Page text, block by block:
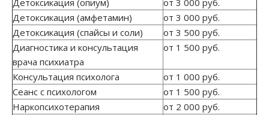
Детоксикация (опиум)
от 3 000 руб.
Детоксикация (амфетамин)
от 3 000 руб.
Детоксикация (спайсы и соли)
от 3 500 руб.
Диагностика и консультация
врача психиатра
от 1 500 руб.
Консультация психолога
от 1 000 руб.
Сеанс с психологом
от 1 500 руб.
Наркопсихотерапия
от 2 000 руб.